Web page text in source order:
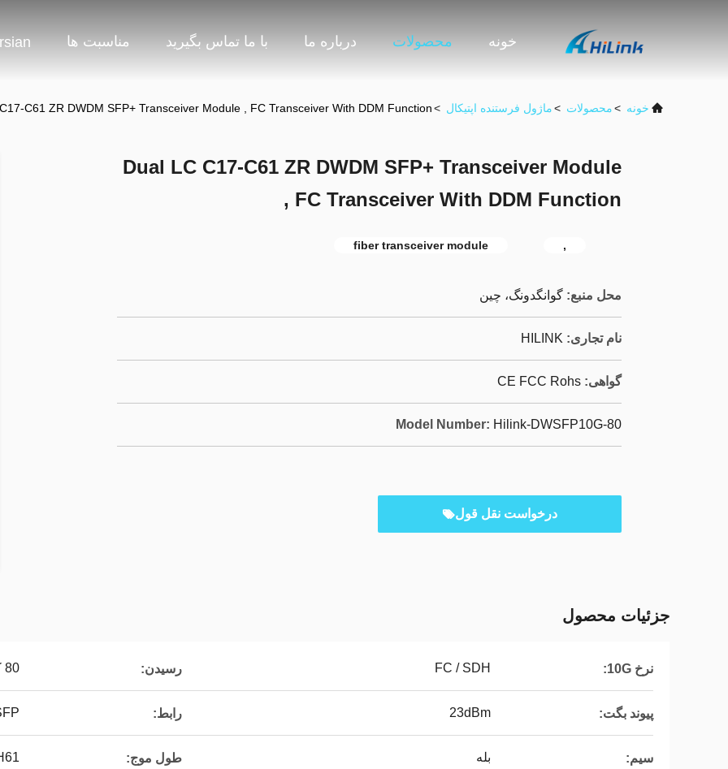
خونه محصولات درباره ما با ما تماس بگیرید مناسبت ها
خونه >محصولات >ماژول فرستنده اپتیکال >
C61 ZR DWDM SFP+ Transceiver Module , FC Transceiver With DDM Function
Dual LC C17-C61 ZR DWDM SFP+ Transceiver Module
, FC Transceiver With DDM Function
,
fiber transceiver module
محل منبع: گوانگدونگ، چین
نام تجاری: HILINK
گواهی: CE FCC Rohs
Model Number: Hilink-DWSFP10G-80
درخواست نقل قول
جزئیات محصول
نرخ 10G: FC / SDH رسیدن: 80 کیلومتر
پیوند بگت: 23dBm رابط: +
سیم: بله طول موج: